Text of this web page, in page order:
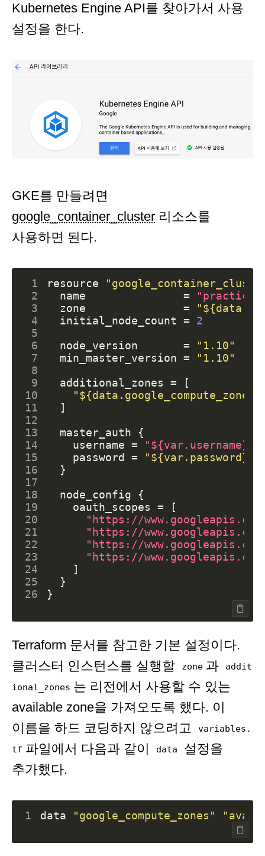
Kubernetes Engine API를 찾아가서 사용
설정을 한다.
GKE를 만들려면
google_container_cluster 리소스를
사용하면 된다.
1 resource
2
name =
"practice"
3
zone =
4
initial_node_count =
2
5
6
node_version =
"1.10"
7
min_master_version =
"1.10"
8
9
additional_zones =
[
10
11
]
12
13
master_auth
{
14
username =
"${var.username}"
15
password =
"${var.password}"
16
}
17
18
node_config
{
19
oauth_scopes =
[
20
"https://
21
"https://
22
"https://
23
"https://
24
]
25
}
26
}
Terraform 문서를 참고한 기본 설정이다.
클러스터 인스턴스를 실행할
zone 과
addit
ional_zones 는 리전에서 사용할 수 있는
available zone을 가져오도록 했다. 이
이름을 하드 코딩하지 않으려고
variables.
tf 파일에서 다음과 같이 data
설정을
추가했다.
1 data "google_compute_zones"